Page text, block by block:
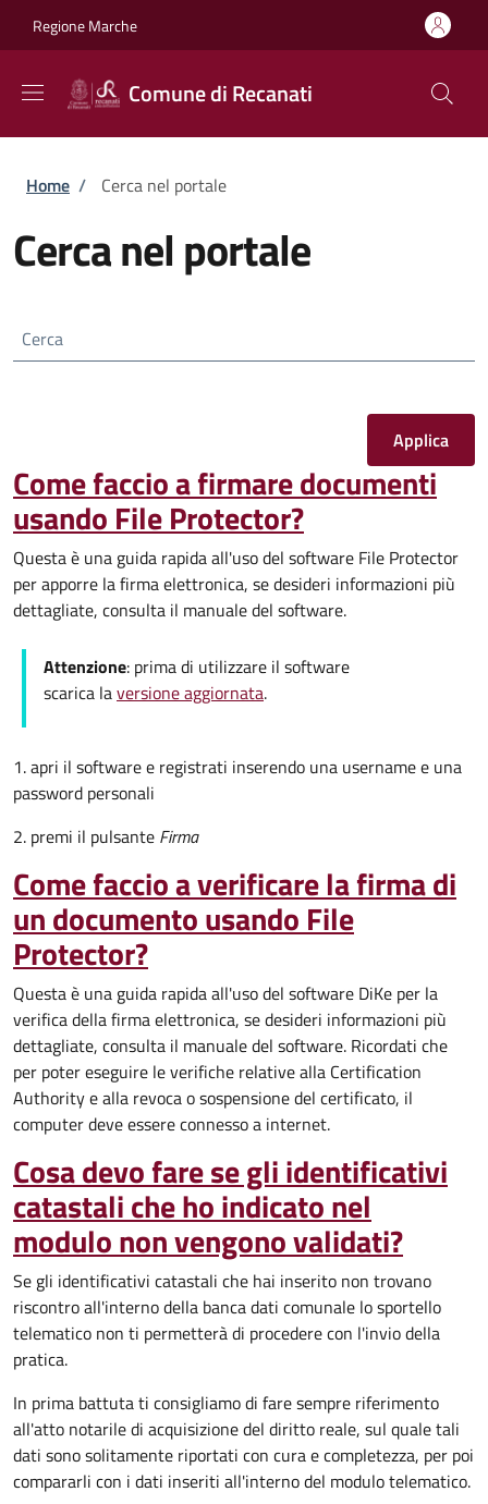
Regione Marche
Comune di Recanati
Briciole di pane
Home / Cerca nel portale
Cerca nel portale
Cerca
Come faccio a firmare documenti
usando File Protector?
Questa è una guida rapida all'uso del software File Protector
per apporre la firma elettronica, se desideri informazioni più
dettagliate, consulta il manuale del software.
Attenzione: prima di utilizzare il software
scarica laversione aggiornata.
1. apri il software e registrati inserendo una username e una
password personali
2. premi il pulsante Firma
Come faccio a verificare la firma di
un documento usando File
Protector?
Questa è una guida rapida all'uso del software DiKe per la
verifica della firma elettronica, se desideri informazioni più
dettagliate, consulta il manuale del software. Ricordati che
per poter eseguire le verifiche relative alla Certification
Authority e alla revoca o sospensione del certificato, il
computer deve essere connesso a internet.
Cosa devo fare se gli identificativi
catastali che ho indicato nel
modulo non vengono validati?
Se gli identificativi catastali che hai inserito non trovano
riscontro all'interno della banca dati comunale lo sportello
telematico non ti permetterà di procedere con l'invio della
pratica.
In prima battuta ti consigliamo di fare sempre riferimento
all'atto notarile di acquisizione del diritto reale, sul quale tali
dati sono solitamente riportati con cura e completezza, per poi
compararli con i dati inseriti all'interno del modulo telematico.